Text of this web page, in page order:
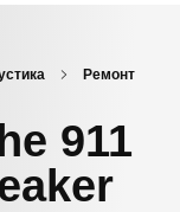
Ремонт
911